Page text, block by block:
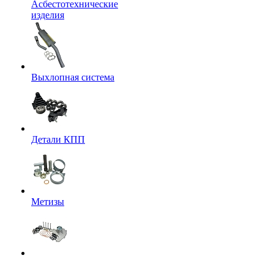
Асбестотехнические
изделия
Выхлопная система
Детали КПП
Метизы